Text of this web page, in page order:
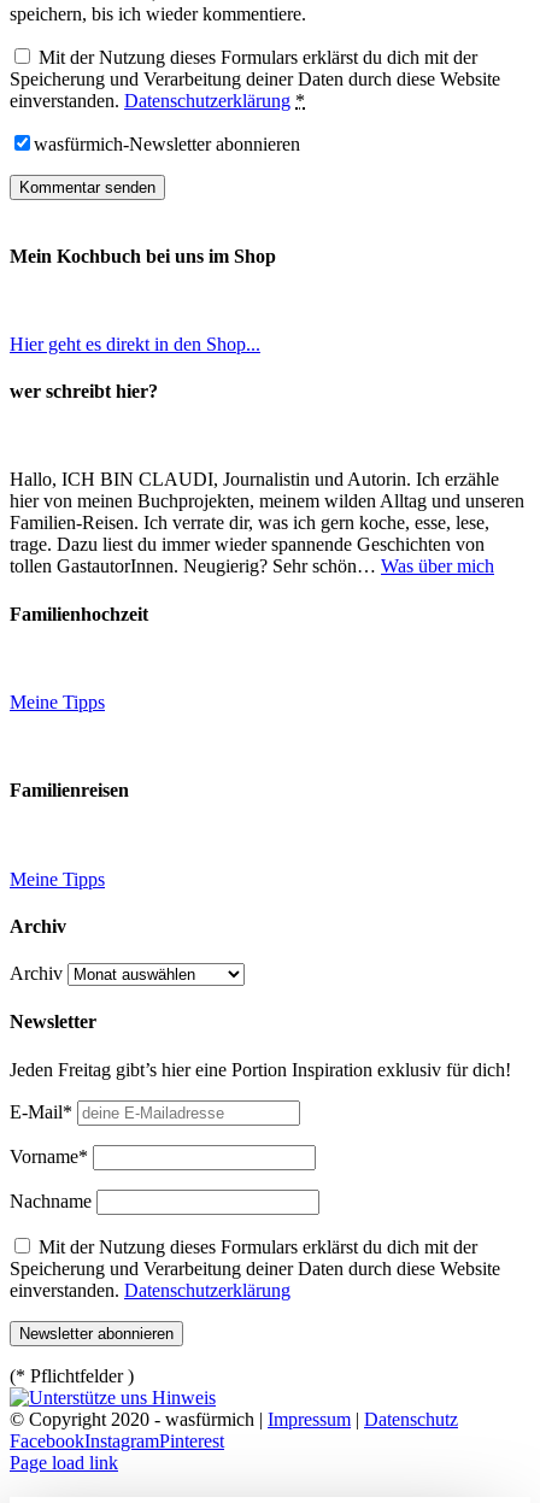
speichern, bis ich wieder kommentiere.
Mit der Nutzung dieses Formulars erklärst du dich mit der
Speicherung und Verarbeitung deiner Daten durch diese Website
einverstanden. Datenschutzerklärung *
wasfürmich-Newsletter abonnieren
Mein Kochbuch bei uns im Shop
Hier geht es direkt in den Shop...
wer schreibt hier?
Hallo, ICH BIN CLAUDI, Journalistin und Autorin. Ich erzähle
hier von meinen Buchprojekten, meinem wilden Alltag und unseren
Familien-Reisen. Ich verrate dir, was ich gern koche, esse, lese,
trage. Dazu liest du immer wieder spannende Geschichten von
tollen GastautorInnen. Neugierig? Sehr schön… Was über mich
Familienhochzeit
Meine Tipps
Familienreisen
Meine Tipps
Archiv
Archiv
Newsletter
Jeden Freitag gibt’s hier eine Portion Inspiration exklusiv für dich!
E-Mail*
Vorname*
Nachname
Mit der Nutzung dieses Formulars erklärst du dich mit der
Speicherung und Verarbeitung deiner Daten durch diese Website
einverstanden. Datenschutzerklärung
(* Pflichtfelder )
© Copyright 2020 - wasfürmich | Impressum | Datenschutz
FacebookInstagramPinterest
Page load link